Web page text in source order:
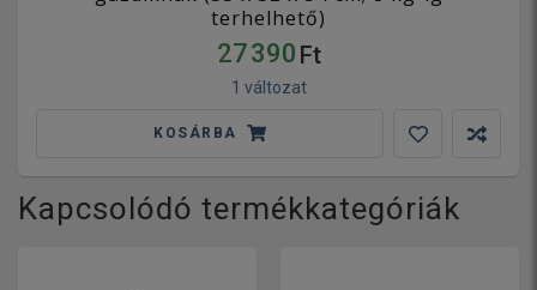
terhelhető)
27 390 Ft
1 változat
KOSÁRBA
Kapcsolódó termékkategóriák